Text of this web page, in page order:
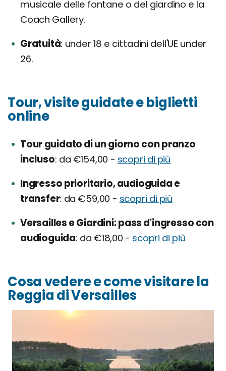
musicale delle fontane o del giardino e la
Coach Gallery.
Gratuità under 18 e cittadini dell'UE under
26.
Tour, visite guidate e biglietti
online
Tour guidato di un giorno con pranzo
incluso da €154,00 - scopri di più
Ingresso prioritario, audioguida e
transfer da €59,00 - scopri di più
Versailles e Giardini: pass d'ingresso con
audioguida da €18,00 - scopri di più
Cosa vedere e come visitare la
Reggia di Versailles